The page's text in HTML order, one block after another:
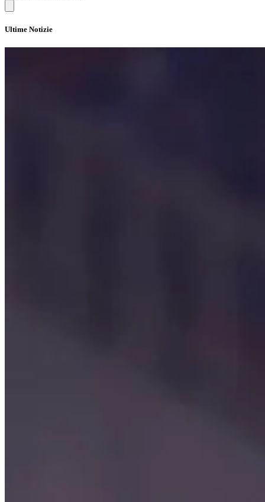
Ultime Notizie